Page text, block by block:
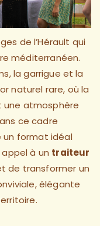
de l’Hérault qui
méditerranéen.
la garrigue et la
naturel rare, où la
une atmosphère
ce cadre
un format idéal
à un traiteur
de transformer un
élégante